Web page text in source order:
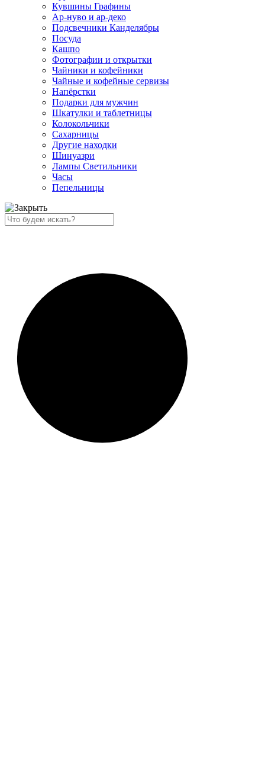
Кувшины Графины
Ар-нуво и ар-деко
Подсвечники Канделябры
Посуда
Кашпо
Фотографии и открытки
Чайники и кофейники
Чайные и кофейные сервизы
Напёрстки
Подарки для мужчин
Шкатулки и таблетницы
Колокольчики
Сахарницы
Другие находки
Шинуазри
Лампы Светильники
Часы
Пепельницы